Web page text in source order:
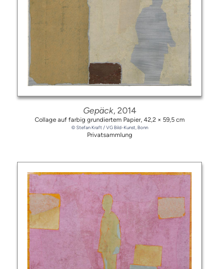
Gepäck, 2014
Collage auf farbig grundiertem Papier, 42,2 × 59,5 cm
© Stefan Kraft / VG Bild-Kunst, Bonn
Privatsammlung